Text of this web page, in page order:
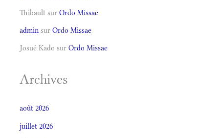
Thibault sur Ordo Missae
admin sur Ordo Missae
Josué Kado sur Ordo Missae
Archives
août 2026
juillet 2026